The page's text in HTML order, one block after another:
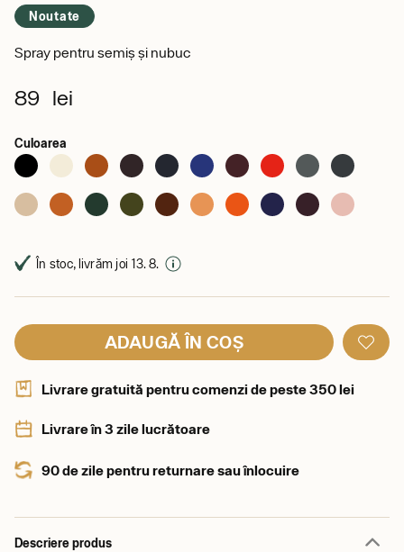
Noutate
Spray pentru semiș și nubuc
89 lei
Culoarea
În stoc, livrăm joi 13. 8.
ADAUGĂ ÎN COȘ
Livrare gratuită pentru comenzi de peste 350 lei
Livrare în 3 zile lucrătoare
90 de zile pentru returnare sau înlocuire
Descriere produs